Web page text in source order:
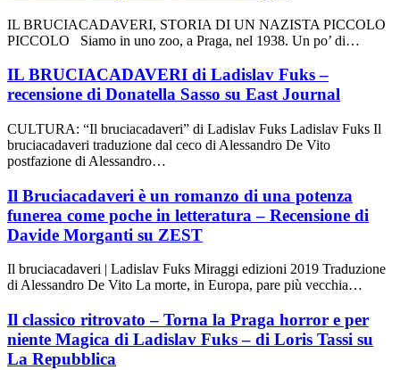
IL BRUCIACADAVERI, STORIA DI UN NAZISTA PICCOLO
PICCOLO Siamo in uno zoo, a Praga, nel 1938. Un po’ di…
IL BRUCIACADAVERI di Ladislav Fuks –
recensione di Donatella Sasso su East Journal
CULTURA: “Il bruciacadaveri” di Ladislav Fuks Ladislav Fuks Il
bruciacadaveri traduzione dal ceco di Alessandro De Vito
postfazione di Alessandro…
Il Bruciacadaveri è un romanzo di una potenza
funerea come poche in letteratura – Recensione di
Davide Morganti su ZEST
Il bruciacadaveri | Ladislav Fuks Miraggi edizioni 2019 Traduzione
di Alessandro De Vito La morte, in Europa, pare più vecchia…
Il classico ritrovato – Torna la Praga horror e per
niente Magica di Ladislav Fuks – di Loris Tassi su
La Repubblica